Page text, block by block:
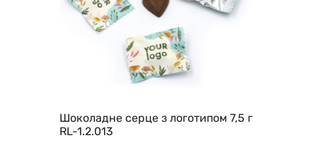
Шоколадне серце з логотипом 7,5 г
RL-1.2.013